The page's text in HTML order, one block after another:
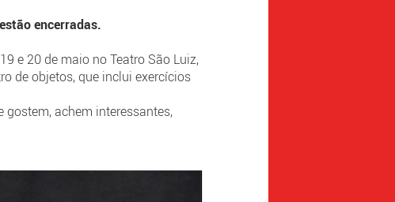
encerradas.
e 20 de maio no Teatro São Luiz,
de objetos, que inclui exercícios
achem interessantes,